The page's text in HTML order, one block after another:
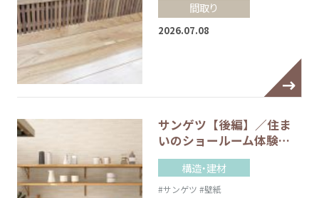
間取り
2026.07.08
サンゲツ【後編】／住ま
いのショールーム体験…
構造・建材
#サンゲツ #壁紙